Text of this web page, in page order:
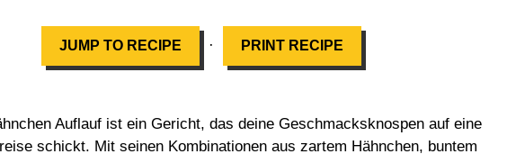
JUMP TO RECIPE · PRINT RECIPE
Auflauf ist ein Gericht, das deine Geschmacksknospen auf eine
schickt. Mit seinen Kombinationen aus zartem Hähnchen, buntem